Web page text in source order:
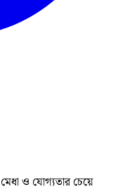
মেধা ও যোগ্যতার চেয়ে